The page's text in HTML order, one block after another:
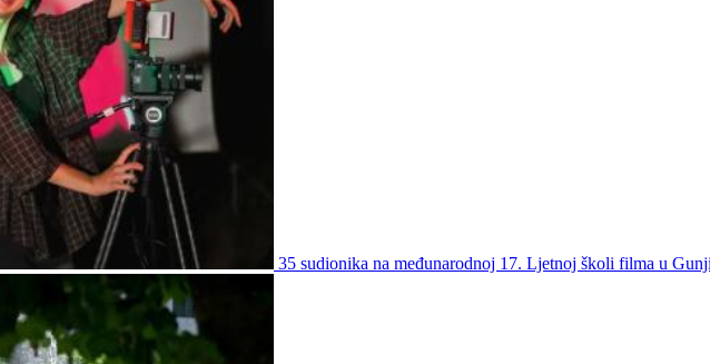
35 sudionika na međunarodnoj 17. Ljetnoj školi filma u Gunji